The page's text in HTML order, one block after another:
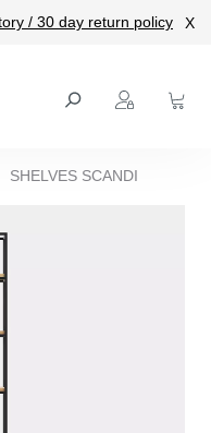
/ 30 day return policy X
SHELVES SCANDI